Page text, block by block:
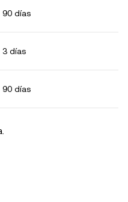
90 días
3 días
90 días